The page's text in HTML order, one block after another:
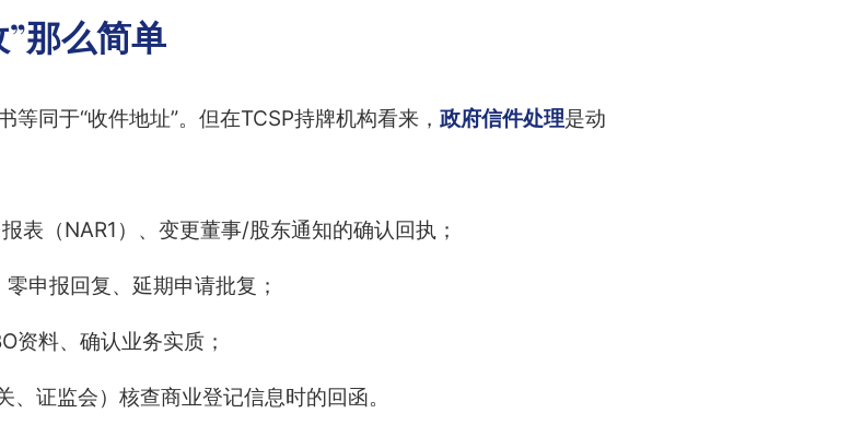
那么简单
同于“收件地址”。但在TCSP持牌机构看来， 政府信件处理是动
表（NAR1）、变更董事/股东通知的确认回执；
申报回复、延期申请批复；
资料、确认业务实质；
、证监会）核查商业登记信息时的回函。